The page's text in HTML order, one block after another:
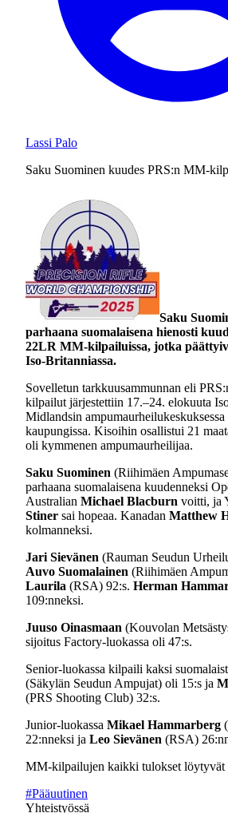
Lassi Palo
Saku Suominen kuudes PRS:n MM-
Saku
parhaana suomalaisena hienosti
22LR MM-kilpailuissa, jotka
Iso-Britanniassa.
Sovelletun tarkkuusammunnan eli
kilpailut järjestettiin 17.–24. elokuuta
Midlandsin
kaupungissa. Kisoihin osallistui 21
oli kymmenen ampumaurheilijaa.
Saku Suominen (Riihimäen
parhaana suomalaisena kuudenneksi
Australian Michael Blacburn voitti, ja
Stiner sai hopeaa. Kanadan Matthew
kolmanneksi.
Jari Sievänen (Rauman Seudun
Auvo Suomalainen (Riihimäen
Laurila (RSA) 92:s. Herman
109:nneksi.
Juuso Oinasmaan (Kouvolan
sijoitus Factory-luokassa oli 47:s.
Senior-luokassa kilpaili kaksi
(Säkylän Seudun Ampujat) oli 15:s ja
(PRS Shooting Club) 32:s.
Junior-luokassa Mikael Hammarberg
22:nneksi ja Leo Sievänen (RSA)
MM-kilpailujen kaikki tulokset löytyvät
#Pääuutinen
Yhteistyössä